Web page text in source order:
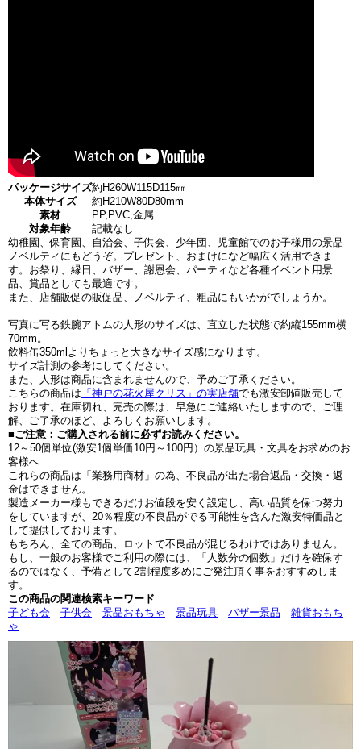
パッケージサイズ約H260W115D115㎜
本体サイズ
約H210W80D80mm
素材
PP,PVC,金属
対象年齢
記載なし
幼稚園、保育園、自治会、子供会、少年団、児童館でのお子様用の景品
ノベルティにもどうぞ。プレゼント、おまけになど幅広く活用できま
す。お祭り、縁日、バザー、謝恩会、パーティなど各種イベント用景
品、賞品としても最適です。
また、店舗販促の販促品、ノベルティ、粗品にもいかがでしょうか。
写真に写る鉄腕アトムの人形のサイズは、直立した状態で約縦155mm横
70mm。
飲料缶350mlよりちょっと大きなサイズ感になります。
サイズ計測の参考にしてください。
また、人形は商品に含まれませんので、予めご了承ください。
こちらの商品は 「神戸の花火屋クリス」の実店舗でも激安卸値販売して
おります。在庫切れ、完売の際は、早急にご連絡いたしますので、ご理
解、ご了承のほど、よろしくお願いします。
■ご注意：ご購入される前に必ずお読みください。
12～50個単位(激安1個単価10円～100円）の景品玩具・文具をお求めのお
客様へ
これらの商品は「業務用商材」の為、不良品が出た場合返品・交換・返
金はできません。
製造メーカー様もできるだけお値段を安く設定し、高い品質を保つ努力
をしていますが、20％程度の不良品がでる可能性を含んだ激安特価品と
して提供しております。
もちろん、全ての商品、ロットで不良品が混じるわけではありません。
もし、一般のお客様でご利用の際には、「人数分の個数」だけを確保す
るのではなく、予備として2割程度多めにご発注頂く事をおすすめしま
す。
この商品の関連検索キーワード
子ども会
子供会 景品おもちゃ 景品玩具 バザー景品
雑貨おもち
ゃ